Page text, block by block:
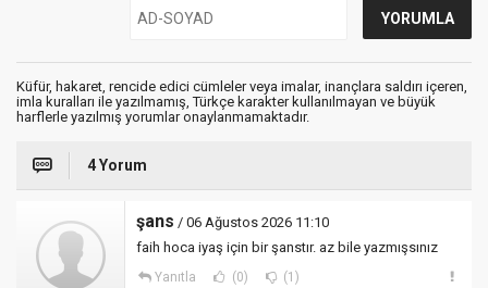
Küfür, hakaret, rencide edici cümleler veya imalar, inançlara saldırı içeren,
imla kuralları ile yazılmamış, Türkçe karakter kullanılmayan ve büyük
harflerle yazılmış yorumlar onaylanmamaktadır.
4 Yorum
şans / 06 Ağustos 2026 11:10
faih hoca iyaş için bir şanstır. az bile yazmışsınız
Yanıtla (0) (1)